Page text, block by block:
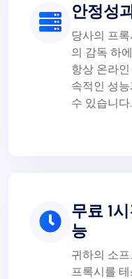
안정성
당사의 프
의 감독 하
항상 온라
속적인 성
수 있습니다.
무료 1
능
귀하의 소
프록시를